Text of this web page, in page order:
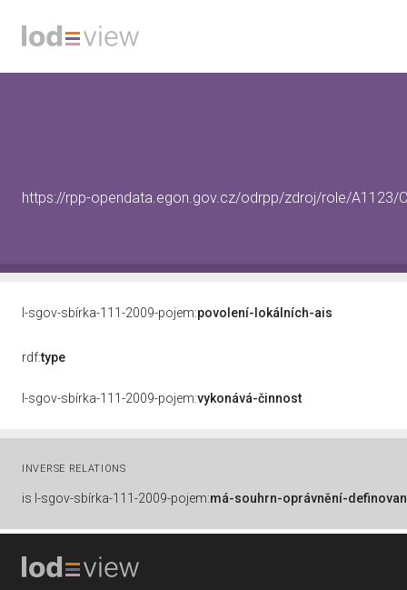
https://rpp-opendata.egon.gov.cz/odrpp/zdroj/role/A1123/
l-sgov-sbírka-111-2009-pojem:povolení-lokálních-ais
rdf:type
l-sgov-sbírka-111-2009-pojem:vykonává-činnost
INVERSE RELATIONS
is l-sgov-sbírka-111-2009-pojem:má-souhrn-oprávnění-